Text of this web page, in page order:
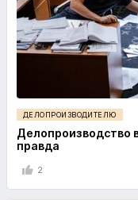
ДЕЛОПРОИЗВОДИТЕЛЮ
Делопроизводство
правда
2